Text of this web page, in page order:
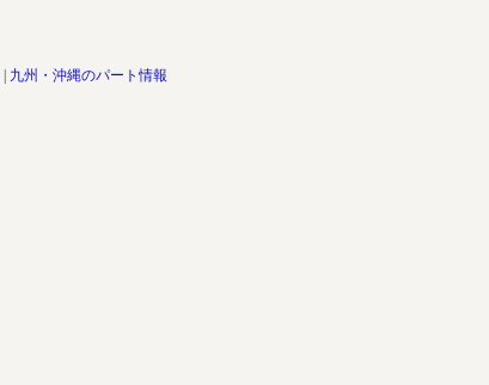
九州・沖縄のパート情報